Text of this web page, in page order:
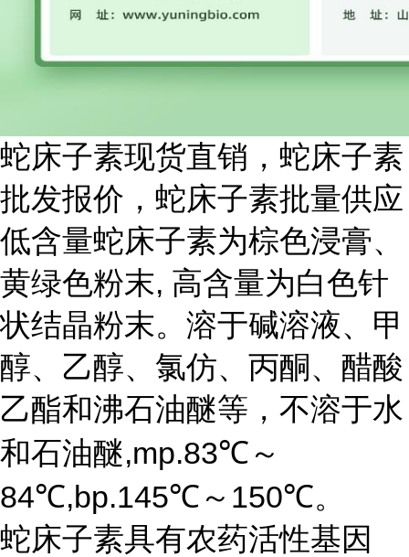
蛇床子素现货直销，蛇床子素
批发报价，蛇床子素批量供应
低含量蛇床子素为棕色浸膏、
黄绿色粉末, 高含量为白色针
状结晶粉末。溶于碱溶液、甲
醇、乙醇、氯仿、丙酮、醋酸
乙酯和沸石油醚等，不溶于水
和石油醚,mp.83℃～
84℃,bp.145℃～150℃。
蛇床子素具有农药活性基因